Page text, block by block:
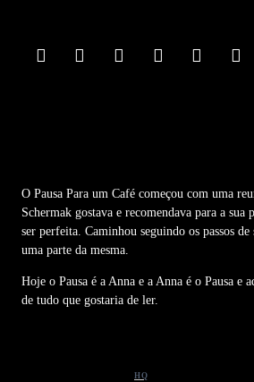
O Pausa Para um Café começou com uma
Schermak gostava e recomendava para a sua
ser perfeita. Caminhou seguindo os passos
uma parte da mesma.
Hoje o Pausa é a Anna e a Anna é o Pausa e
de tudo que gostaria de ler.
HQ